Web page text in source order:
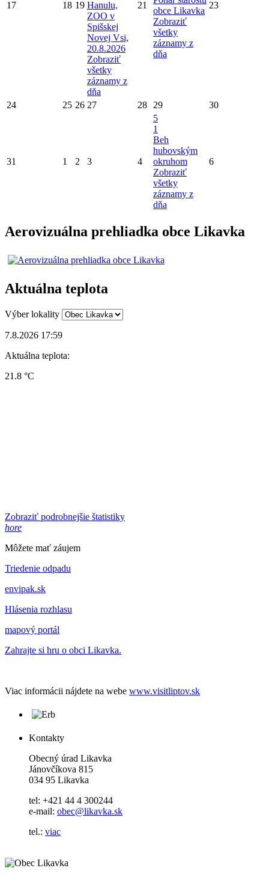
17 18 19 Hanulu,
ZOO v
Spišskej
Novej Vsi,
20.8.2026
Zobraziť
všetky
záznamy z
dňa
21
obce Likavka
Zobraziť
všetky
záznamy z
dňa
23
24 25 26 27 28 29 30
31 1 2 3 4
5
1
Beh
hubovským
okruhom
Zobraziť
všetky
záznamy z
dňa
6
Aerovizuálna prehliadka obce Likavka
Aktuálna teplota
Výber lokality
7.8.2026 17:59
Aktuálna teplota:
21.8 °C
Zobraziť podrobnejšie štatistiky
hore
Môžete mať záujem
Triedenie odpadu
envipak.sk
Hlásenia rozhlasu
mapový portál
Zahrajte si hru o obci Likavka.
Viac informácii nájdete na webe www.visitliptov.sk
Kontakty
Obecný úrad Likavka
Jánovčíkova 815
034 95 Likavka
tel: +421 44 4 300244
e-mail: obec@likavka.sk
tel.: viac